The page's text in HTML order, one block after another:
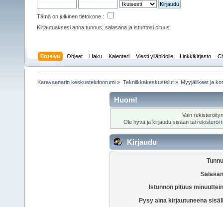
Tämä on julkinen tietokone :
Kirjautuaksesi anna tunnus, salasana ja istuntosi pituus
Etusivu Ohjeet Haku Kalenteri Viesti ylläpidolle Linkkikirjasto
Karavaanarin keskustelufoorumi » Tekniikkakeskustelut» Myyjäliikeet ja
Huom!
Vain
Ole hyvä ja kirjaudu sisään tai rekisteröi
Kirjaudu
Istunnon pituus
Pysy aina kirjautuneena